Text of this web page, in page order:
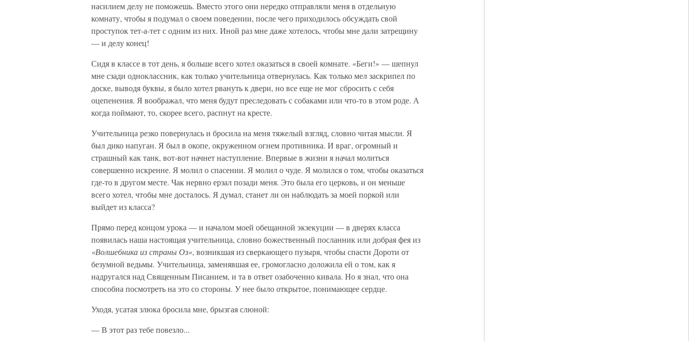
насилием делу не поможешь. Вместо этого они нередко отправляли меня в отдельную
комнату, чтобы я подумал о своем поведении, после чего приходилось обсуждать свой
проступок тет-а-тет с одним из них. Иной раз мне даже хотелось, чтобы мне дали затрещину
— и делу конец!
Сидя в классе в тот день, я больше всего хотел оказаться в своей комнате. «Беги!» — шепнул
мне сзади одноклассник, как только учительница отвернулась. Как только мел заскрипел по
доске, выводя буквы, я было хотел рвануть к двери, но все еще не мог сбросить с себя
оцепенения. Я воображал, что меня будут преследовать с собаками или что-то в этом роде. А
когда поймают, то, скорее всего, распнут на кресте.
Учительница резко повернулась и бросила на меня тяжелый взгляд, словно читая мысли. Я
был дико напуган. Я был в окопе, окруженном огнем противника. И враг, огромный и
страшный как танк, вот-вот начнет наступление. Впервые в жизни я начал молиться
совершенно искренне. Я молил о спасении. Я молил о чуде. Я молился о том, чтобы оказаться
где-то в другом месте. Чак нервно ерзал позади меня. Это была его церковь, и он меньше
всего хотел, чтобы мне досталось. Я думал, станет ли он наблюдать за моей поркой или
выйдет из класса?
Прямо перед концом урока — и началом моей обещанной экзекуции — в дверях класса
появилась наша настоящая учительница, словно божественный посланник или добрая фея из
«Волшебника из страны Оз», возникшая из сверкающего пузыря, чтобы спасти Дороти от
безумной ведьмы. Учительница, заменявшая ее, громогласно доложила ей о том, как я
надругался над Священным Писанием, и та в ответ озабоченно кивала. Но я знал, что она
способна посмотреть на это со стороны. У нее было открытое, понимающее сердце.
Уходя, усатая злюка бросила мне, брызгая слюной:
— В этот раз тебе повезло...